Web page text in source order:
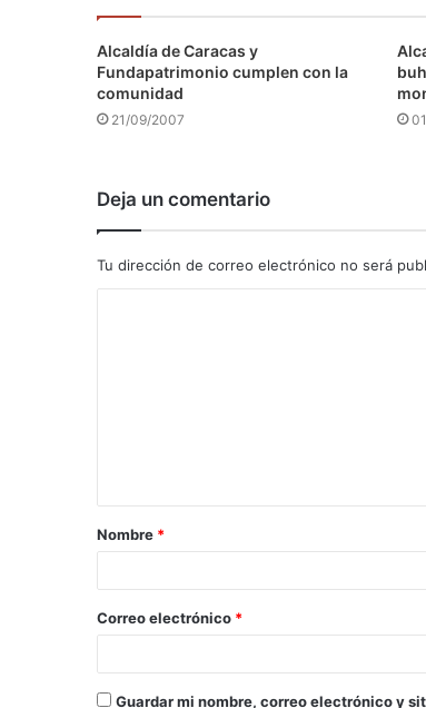
Alcaldía de Caracas y
Fundapatrimonio cumplen con la
comunidad
21/09/2007
Deja un comentario
Tu dirección de correo electrónico no será
a
r
*
Nombre *
Correo electrónico *
Guardar mi nombre, correo electrónico y